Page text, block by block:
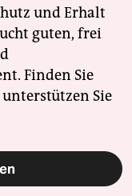
und Erhalt
guten, frei
Finden Sie
Sie